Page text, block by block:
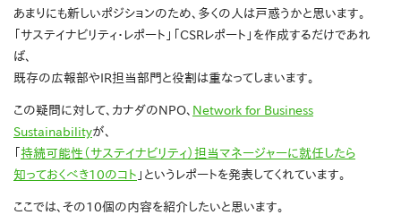
あまりにも新しいポジションのため、多くの人は戸惑うかと思います。
「サステイナビリティ・レポート」「CSRレポート」を作成するだけであれ
ば、
既存の広報部やIR担当部門と役割は重なってしまいます。
この疑問に対して、カナダのNPO、 Network for Business
Sustainabilityが、
持続可能性（サステイナビリティ）担当マネージャーに就任したら
知っておくべき10のコト 」というレポートを発表してくれています。
ここでは、その10個の内容を紹介したいと思います。